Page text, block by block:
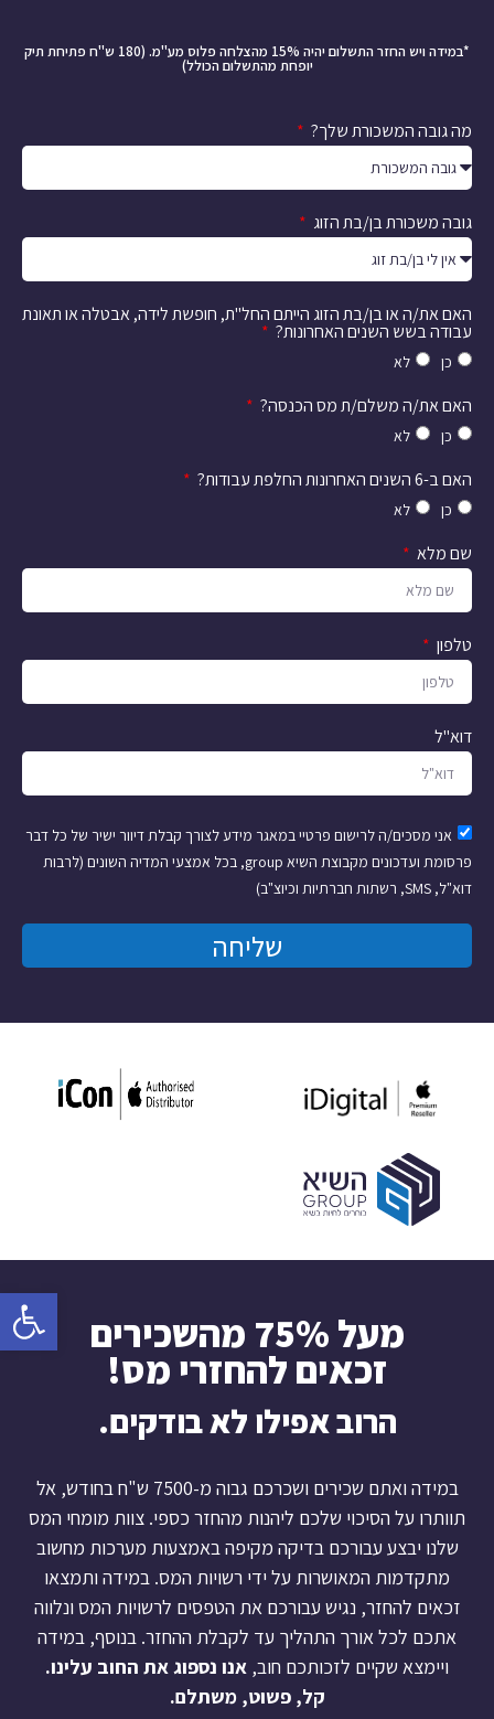
*במידה ויש החזר התשלום יהיה 15% מהצלחה פלוס מע"מ. (180 ש"ח פתיחת תיק
יופחת מהתשלום הכולל)
מה גובה המשכורת שלך?
גובה משכורת בן/בת הזוג
האם את/ה או בן/בת הזוג הייתם החל"ת, חופשת לידה, אבטלה או תאונת
עבודה בשש השנים האחרונות?
כן לא
האם את/ה משלם/ת מס הכנסה?
כן לא
האם ב-6 השנים האחרונות החלפת עבודות?
כן לא
שם מלא
טלפון
דוא"ל
אני מסכים/ה לרישום פרטיי במאגר מידע לצורך קבלת דיוור ישיר של כל דבר
פרסומת ועדכונים מקבוצת השיא group, בכל אמצעי המדיה השונים (לרבות
דוא"ל, SMS, רשתות חברתיות וכיוצ"ב)
שליחה
מעל 75% מהשכירים
זכאים להחזרי מס!
הרוב אפילו לא בודקים.
במידה ואתם שכירים ושכרכם גבוה מ-7500 ש"ח בחודש, אל
תוותרו על הסיכוי שלכם ליהנות מהחזר כספי. צוות מומחי המס
שלנו יבצע עבורכם בדיקה מקיפה באמצעות מערכות מחשוב
מתקדמות המאושרות על ידי רשויות המס. במידה ותמצאו
זכאים להחזר, נגיש עבורכם את הטפסים לרשויות המס ונלווה
אתכם לכל אורך התהליך עד לקבלת ההחזר. בנוסף, במידה
ויימצא שקיים לזכותכם חוב, אנו נספוג את החוב עלינו.
קל, פשוט, משתלם.